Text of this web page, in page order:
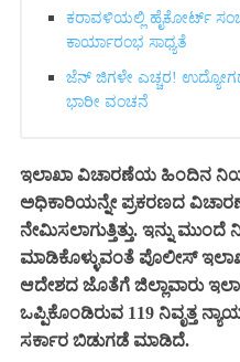
ಕರಾವಳಿಯಲ್ಲಿ ಹೈಕೋರ್ಟ್
ಕಾರ್ಯಾರಂಭ ಸಾಧ್ಯತೆ
ಜೆನ್ ಜಿಗಳೇ ಎಚ್ಚರ!
ಭಾರೀ ವಂಚನೆ
ಇಲಾಖಾ ವಿಚಾರಣೆಯ ಹಿಂದಿನ
ಅಧಿಕಾರಿಯನ್ನೇ ಪ್ರಕರಣದ
ನೇಮಿಸಲಾಗುತ್ತಿತ್ತು. ಇನ್ನು ಮುಂದೆ
ಮಾಡಿಕೊಳ್ಳುವಂತೆ ಪೊಲೀಸ್
ಆದೇಶದ ಜೊತೆಗೆ ಜಿಲ್ಲಾವಾರು
ಒಪ್ಪಿಕೊಂಡಿರುವ 119 ನಿವೃತ್ತ
ಸರ್ಕಾರ ಬಿಡುಗಡೆ ಮಾಡಿದೆ.